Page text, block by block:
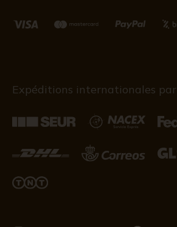
Expéditions internationales par